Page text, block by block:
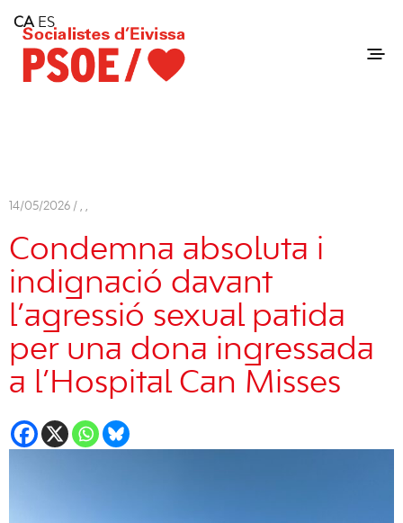
Consell Insular d'Eivissa
Services
Contact
14/05/2026 / , ,
Condemna absoluta i
indignació davant
l’agressió sexual patida
per una dona ingressada
a l’Hospital Can Misses
CA ES